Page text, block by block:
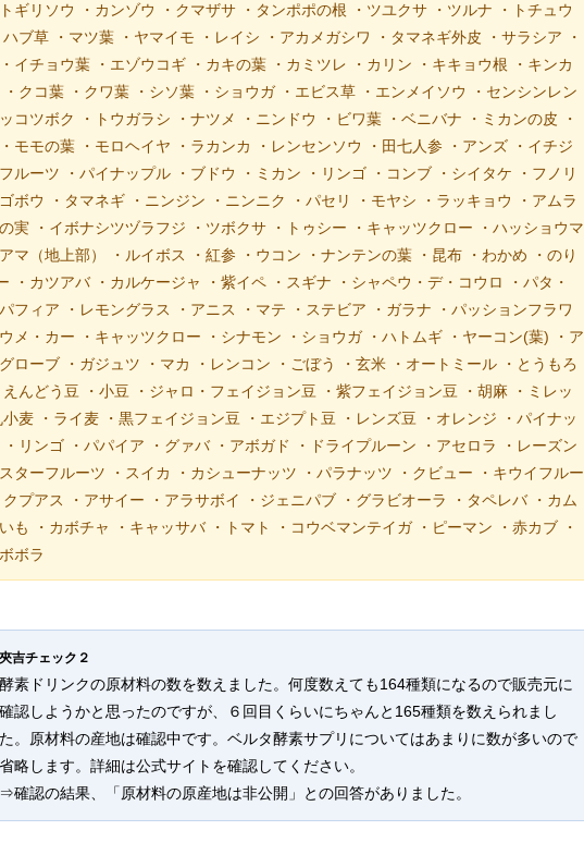
ギリソウ ・カンゾウ ・クマザサ ・タンポポの根 ・ツユクサ ・ツルナ ・トチュウ
ブ草 ・マツ葉 ・ヤマイモ ・レイシ ・アカメガシワ ・タマネギ外皮 ・サラシア ・
イチョウ葉 ・エゾウコギ ・カキの葉 ・カミツレ ・カリン ・キキョウ根 ・キンカ
クコ葉 ・クワ葉 ・シソ葉 ・ショウガ ・エビス草 ・エンメイソウ ・センシンレン
コツボク ・トウガラシ ・ナツメ ・ニンドウ ・ビワ葉 ・ベニバナ ・ミカンの皮 ・
モモの葉 ・モロヘイヤ ・ラカンカ ・レンセンソウ ・田七人参 ・アンズ ・イチジ
ルーツ ・パイナップル ・ブドウ ・ミカン ・リンゴ ・コンブ ・シイタケ ・フノリ
ボウ ・タマネギ ・ニンジン ・ニンニク ・パセリ ・モヤシ ・ラッキョウ ・アムラ
実 ・イボナシツヅラフジ ・ツボクサ ・トゥシー ・キャッツクロー ・ハッショウマ
マ（地上部） ・ルイボス ・紅参 ・ウコン ・ナンテンの葉 ・昆布 ・わかめ ・のり
・カツアバ ・カルケージャ ・紫イペ ・スギナ ・シャペウ・デ・コウロ ・パタ・
フィア ・レモングラス ・アニス ・マテ ・ステビア ・ガラナ ・パッションフラワ
メ・カー ・キャッツクロー ・シナモン ・ショウガ ・ハトムギ ・ヤーコン(葉) ・ア
ローブ ・ガジュツ ・マカ ・レンコン ・ごぼう ・玄米 ・オートミール ・とうもろ
んどう豆 ・小豆 ・ジャロ・フェイジョン豆 ・紫フェイジョン豆 ・胡麻 ・ミレッ
小麦 ・ライ麦 ・黒フェイジョン豆 ・エジプト豆 ・レンズ豆 ・オレンジ ・パイナッ
リンゴ ・パパイア ・グァバ ・アボガド ・ドライプルーン ・アセロラ ・レーズン
ターフルーツ ・スイカ ・カシューナッツ ・パラナッツ ・クビュー ・キウイフルー
プアス ・アサイー ・アラサボイ ・ジェニパブ ・グラビオーラ ・タペレバ ・カム
も ・カボチャ ・キャッサバ ・トマト ・コウベマンテイガ ・ピーマン ・赤カブ ・
ボラ
夾吉チェック２
酵素ドリンクの原材料の数を数えました。何度数えても164種類になるので販売元に
確認しようかと思ったのですが、６回目くらいにちゃんと165種類を数えられまし
た。原材料の産地は確認中です。ベルタ酵素サプリについてはあまりに数が多いので
省略します。詳細は公式サイトを確認してください。
⇒確認の結果、「原材料の原産地は非公開」との回答がありました。